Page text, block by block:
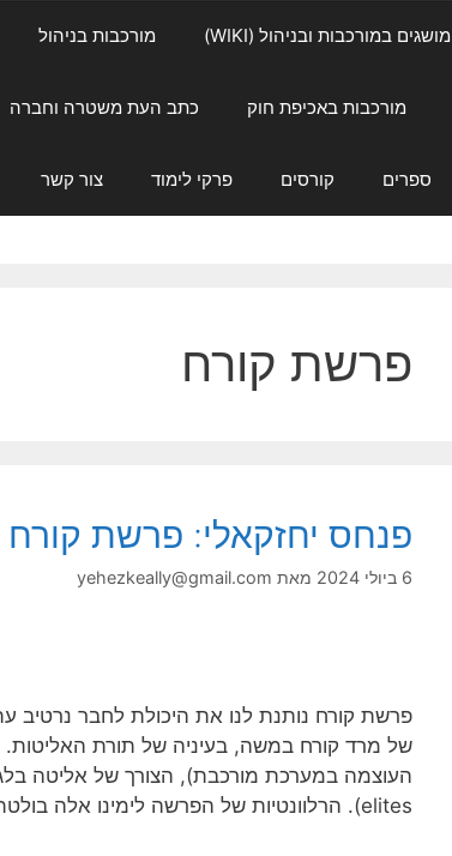
מושגים במורכבות ובניהול (WIKI) מורכבות בניהול
מורכבות באכיפת חוק כתב העת משטרה וחברה
ספרים קורסים פרקי לימוד צור קשר
פרשת קורח
פנחס יחזקאלי: פרשת קורח
6 ביולי 2024 מאת yehezkeally@gmail.com
פרשת קורח נותנת לנו את היכולת לחבר נרטיב
של מרד קורח במשה, בעיניה של תורת האליטות.
elites). הרלוונטיות של הפרשה לימינו אלה בולטת!